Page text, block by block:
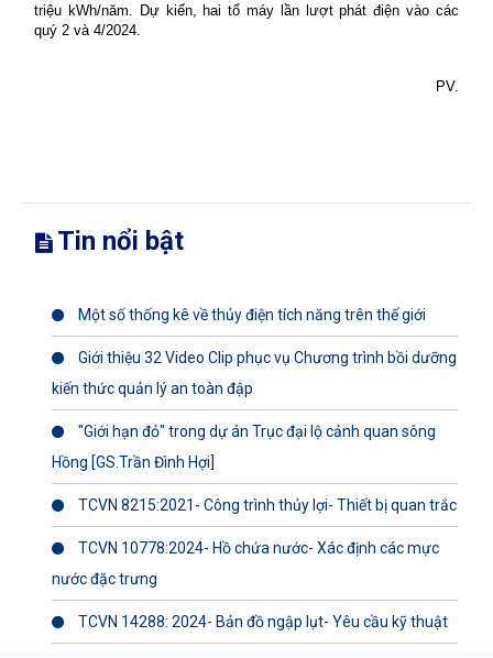
triệu kWh/năm. Dự kiến, hai tổ máy lần lượt phát điện vào các
quý 2 và 4/2024.
PV.
Tin nổi bật
Một số thống kê về thủy điện tích năng trên thế giới
Giới thiệu 32 Video Clip phục vụ Chương trình bồi dưỡng
kiến thức quản lý an toàn đập
"Giới hạn đỏ" trong dự án Trục đại lộ cảnh quan sông
Hồng [GS.Trần Đình Hợi]
TCVN 8215:2021- Công trình thủy lợi- Thiết bị quan trắc
TCVN 10778:2024- Hồ chứa nước- Xác định các mực
nước đặc trưng
TCVN 14288: 2024- Bản đồ ngập lụt- Yêu cầu kỹ thuật